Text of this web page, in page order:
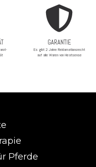
GARANTIE
Es gibt 2 Jahre Reklamationsrecht
auf alle Waren von Heatsense
Pferde